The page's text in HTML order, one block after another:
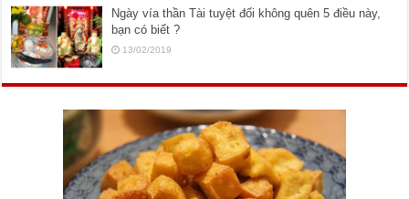
Ngày vía thần Tài tuyệt đối không quên 5 điều này,
bạn có biết ?
13/02/2019